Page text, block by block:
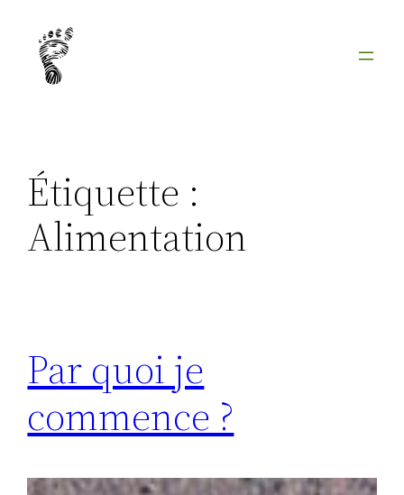
contenu
Étiquette :
Alimentation
Par quoi je
commence ?